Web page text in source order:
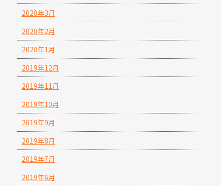
2020年3月
2020年2月
2020年1月
2019年12月
2019年11月
2019年10月
2019年9月
2019年8月
2019年7月
2019年6月